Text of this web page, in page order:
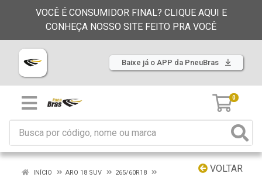
VOCÊ É CONSUMIDOR FINAL? CLIQUE AQUI E
CONHEÇA NOSSO SITE FEITO PRA VOCÊ
Baixe já o APP da PneuBras
0
VOLTAR
INÍCIO ARO 18 SUV
265/60R18